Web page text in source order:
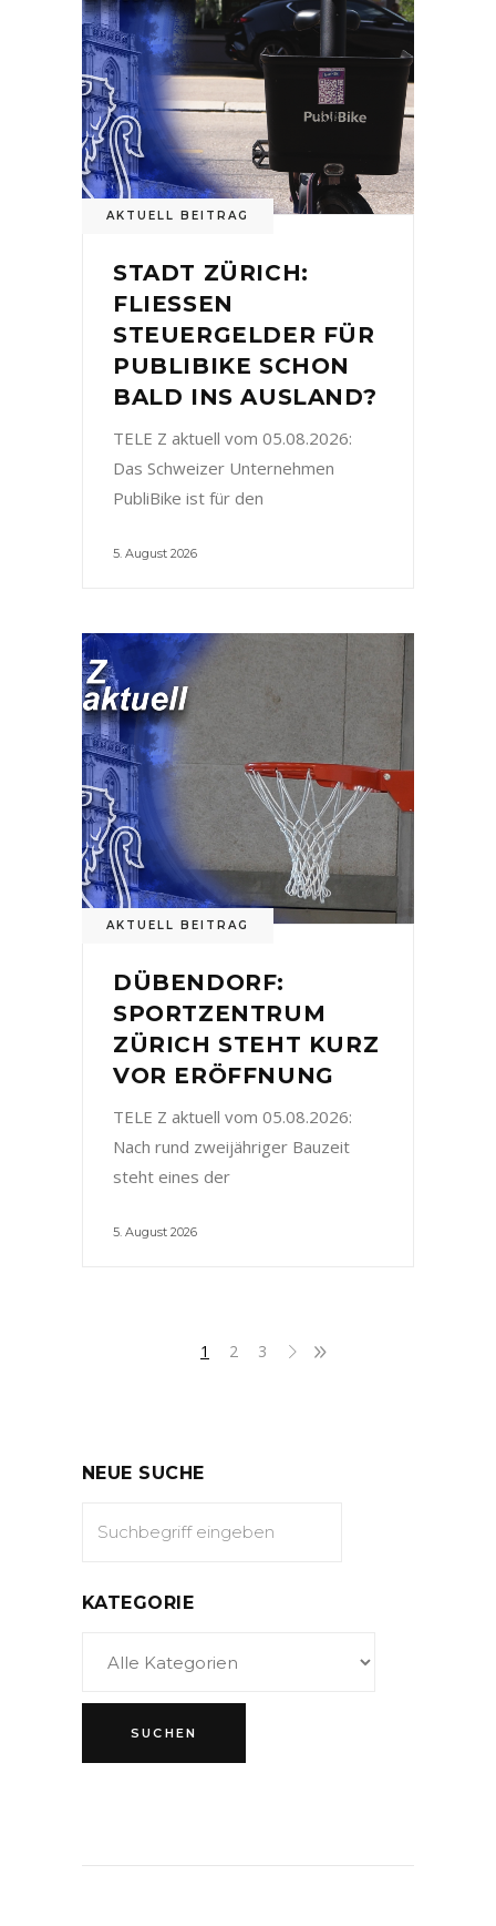
AKTUELL BEITRAG
STADT ZÜRICH:
FLIESSEN
STEUERGELDER FÜR
PUBLIBIKE SCHON
BALD INS AUSLAND?
TELE Z aktuell vom 05.08.2026:
Das Schweizer Unternehmen
PubliBike ist für den
5. August 2026
AKTUELL BEITRAG
DÜBENDORF:
SPORTZENTRUM
ZÜRICH STEHT KURZ
VOR ERÖFFNUNG
TELE Z aktuell vom 05.08.2026:
Nach rund zweijähriger Bauzeit
steht eines der
5. August 2026
1 2 3
NEUE SUCHE
KATEGORIE